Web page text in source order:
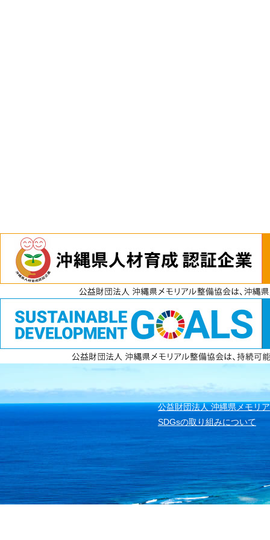
公益財団法人 沖縄県メモリ
SDGsの取り組みについて
電話
資料請求
無料見積もり